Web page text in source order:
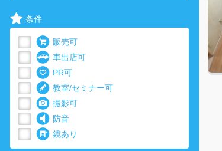
条件
販売可
車出店可
PR可
教室/セミナー可
撮影可
防音
鏡あり